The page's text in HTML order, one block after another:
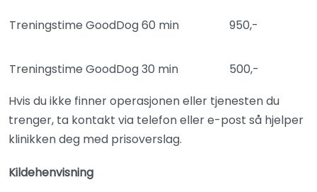
Treningstime GoodDog 60 min 950,-
Treningstime GoodDog 30 min
500,-
Hvis du ikke finner operasjonen eller tjenesten du
trenger, ta kontakt via telefon eller e-post så hjelper
klinikken deg med prisoverslag.
Kildehenvisning